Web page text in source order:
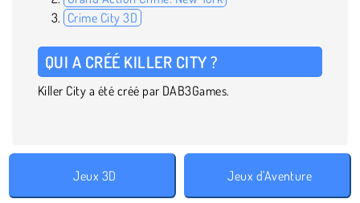
Crime City 3D
QUI A CRÉÉ KILLER CITY ?
Killer City a été créé par DAB3Games.
Jeux 3D Jeux d'Aventure